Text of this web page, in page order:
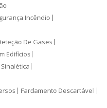
Incêndio
De Gases
Edifícios
Sinalética
Fardamento Descartável